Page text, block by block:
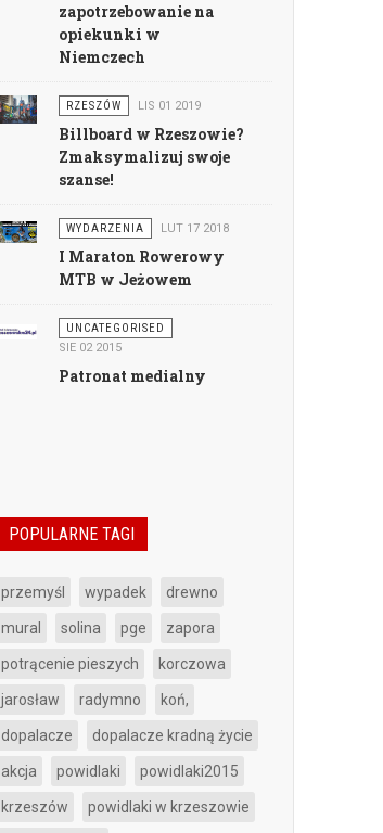
zapotrzebowanie na
opiekunki w
Niemczech
RZESZÓW LIS 01 2019
Billboard w Rzeszowie?
Zmaksymalizuj swoje
szanse!
WYDARZENIA LUT 17 2018
I Maraton Rowerowy
MTB w Jeżowem
UNCATEGORISED
SIE 02 2015
Patronat medialny
POPULARNE TAGI
przemyśl wypadek drewno
mural solina pge zapora
potrącenie pieszych korczowa
jarosław radymno koń,
dopalacze dopalacze kradną życie
akcja powidlaki powidlaki2015
krzeszów powidlaki w krzeszowie